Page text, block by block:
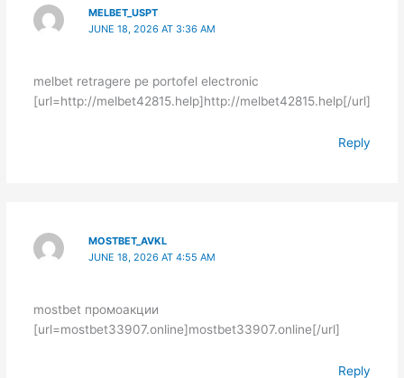
MELBET_USPT
JUNE 18, 2026 AT 3:36 AM
melbet retragere pe portofel electronic
[url=http://melbet42815.help]http://melbet42815.help[/url]
Reply
MOSTBET_AVKL
JUNE 18, 2026 AT 4:55 AM
mostbet промоакции
[url=mostbet33907.online]mostbet33907.online[/url]
Reply